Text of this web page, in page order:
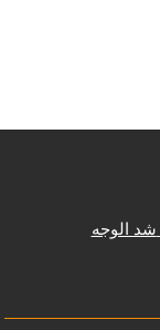
شد الوجه